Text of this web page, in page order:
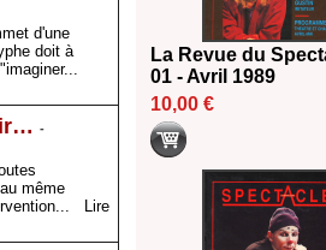
d'une
doit à
-
même
Lire
Nomination de
Garraud et Olivier
la direction du Théâtre
Gennevilliers - CDN
13/06/2026
Dispositif SACD
d'espaces : les
La Revue du
01 - Avril 1989
10,00 €